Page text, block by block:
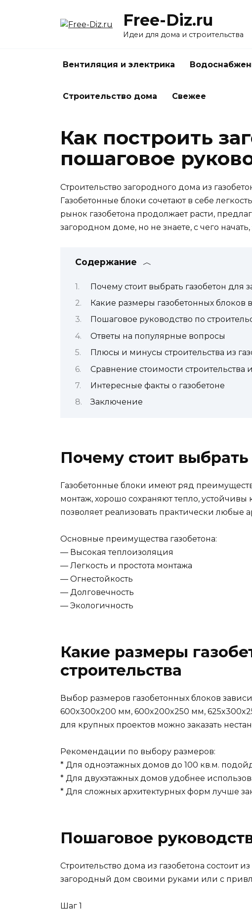
Free-Diz.ru
Идеи для дома и строительства
Вентиляция и электрика
Строительство дома Свежее
Как построить
пошаговое
Строительство загородного дома из
Газобетонные блоки сочетают в себе
рынок газобетона продолжает расти,
загородном доме, но не знаете, с чего
Содержание
Почему стоит выбрать газобетон для
Какие размеры газобетонных блоков
Пошаговое руководство по
Ответы на популярные вопросы
Плюсы и минусы строительства из
Сравнение стоимости строительства
Интересные факты о газобетоне
Заключение
Почему стоит
Газобетонные блоки имеют ряд
монтаж, хорошо сохраняют тепло, устойчивы
позволяет реализовать практически любые
Основные преимущества газобетона:
— Высокая теплоизоляция
— Легкость и простота монтажа
— Огнестойкость
— Долговечность
— Экологичность
Какие размеры
строительства
Выбор размеров газобетонных блоков
600x300x200 мм, 600x200x250 мм,
для крупных проектов можно заказать
Рекомендации по выбору размеров:
* Для одноэтажных домов до 100 кв.м.
* Для двухэтажных домов удобнее
* Для сложных архитектурных форм лучше
Пошаговое
Строительство дома из газобетона состоит
загородный дом своими руками или с
Шаг 1